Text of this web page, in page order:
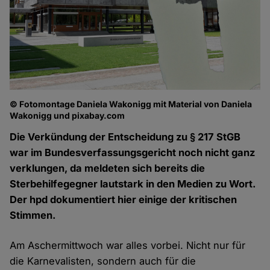
© Fotomontage Daniela Wakonigg mit Material von Daniela
Wakonigg und pixabay.com
Die Verkündung der Entscheidung zu § 217 StGB
war im Bundesverfassungsgericht noch nicht ganz
verklungen, da meldeten sich bereits die
Sterbehilfegegner lautstark in den Medien zu Wort.
Der hpd dokumentiert hier einige der kritischen
Stimmen.
Am Aschermittwoch war alles vorbei. Nicht nur für
die Karnevalisten, sondern auch für die